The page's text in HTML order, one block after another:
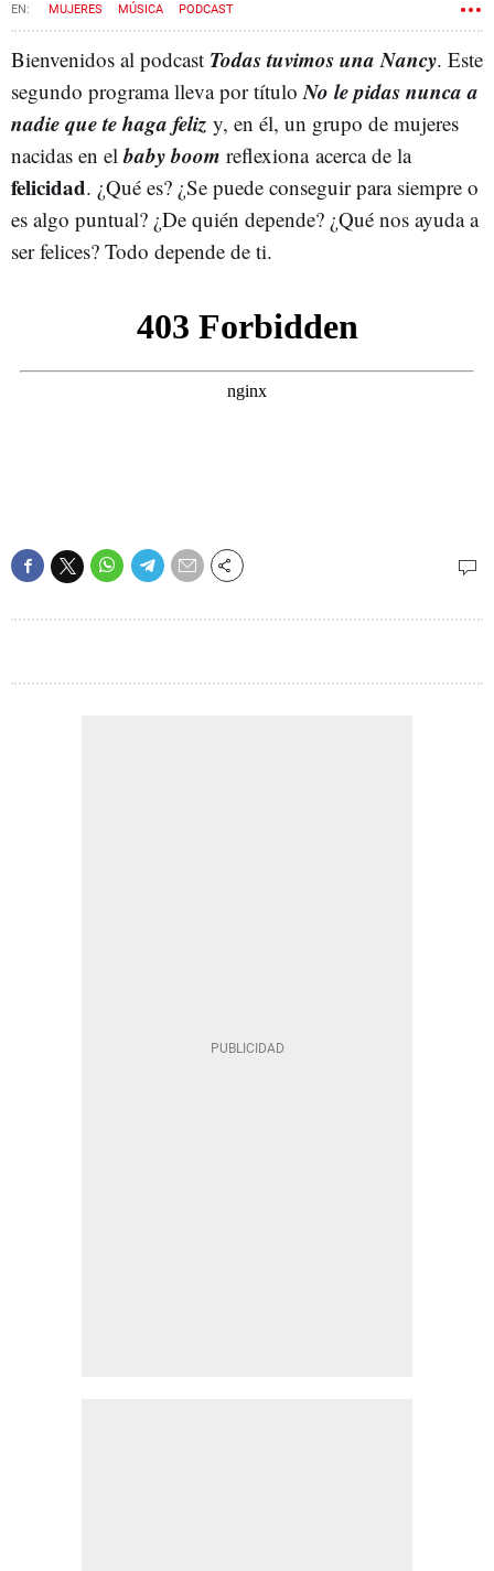
MUJERES MÚSICA PODCAST
Bienvenidos al podcast Todas tuvimos una Nancy. Este
segundo programa lleva por títuloNo le pidas nunca a
nadie que te haga feliz y, en él, un grupo de mujeres
nacidas en elbaby boom reflexiona acerca de la
felicidad. ¿Qué es? ¿Se puede conseguir para siempre o
es algo puntual? ¿De quién depende? ¿Qué nos ayuda a
ser felices? Todo depende de ti.